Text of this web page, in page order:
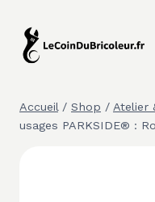
contenu
Accueil / Shop / Atelier
usages PARKSIDE® :